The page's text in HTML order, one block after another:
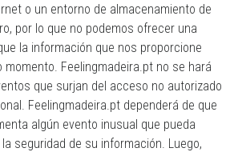
o un entorno de almacenamiento de
por lo que no podemos ofrecer una
la información que nos proporcione
Feelingmadeira.pt no se hará
que surjan del acceso no autorizado
Feelingmadeira.pt dependerá de que
algún evento inusual que pueda
seguridad de su información. Luego,